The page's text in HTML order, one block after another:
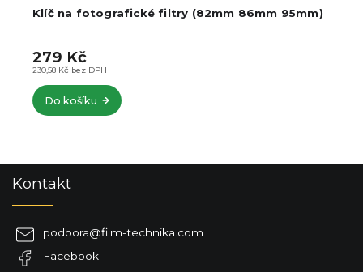
Klíč na fotografické filtry (82mm 86mm 95mm)
230,58 Kč bez DPH
279 Kč
Do košíku
Kontakt
podpora@film-technika.com
Facebook